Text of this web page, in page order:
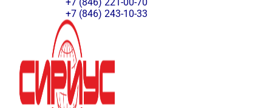
+7 (846) 243-10-33